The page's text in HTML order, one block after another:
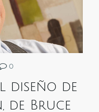
0
diseño de
de Bruce